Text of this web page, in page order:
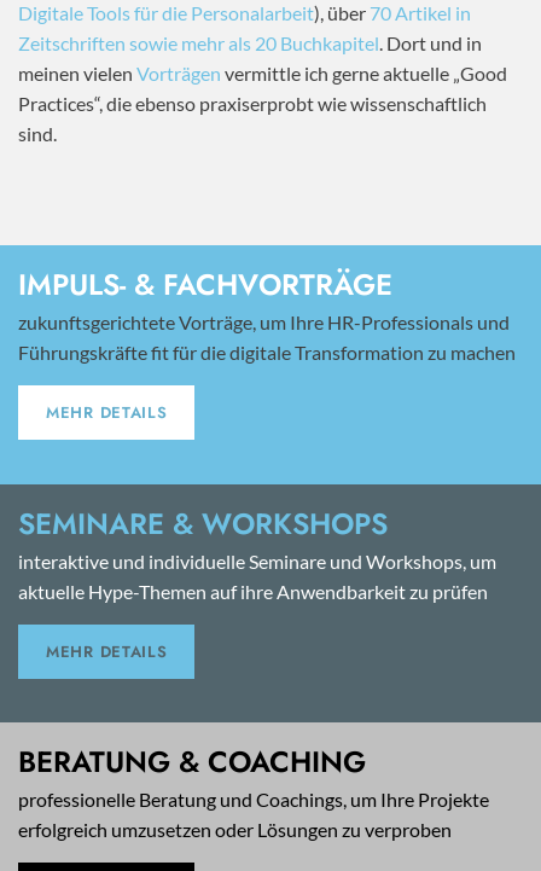
Digitale Tools für die Personalarbeit), über 70 Artikel in
Zeitschriften sowie mehr als 20 Buchkapitel. Dort und in
meinen vielen Vorträgen vermittle ich gerne aktuelle „Good
Practices“, die ebenso praxiserprobt wie wissenschaftlich
sind.
IMPULS- & FACHVORTRÄGE
zukunftsgerichtete Vorträge, um Ihre HR-Professionals und
Führungskräfte fit für die digitale Transformation zu machen
MEHR DETAILS
SEMINARE & WORKSHOPS
interaktive und individuelle Seminare und Workshops, um
aktuelle Hype-Themen auf ihre Anwendbarkeit zu prüfen
MEHR DETAILS
BERATUNG & COACHING
professionelle Beratung und Coachings, um Ihre Projekte
erfolgreich umzusetzen oder Lösungen zu verproben